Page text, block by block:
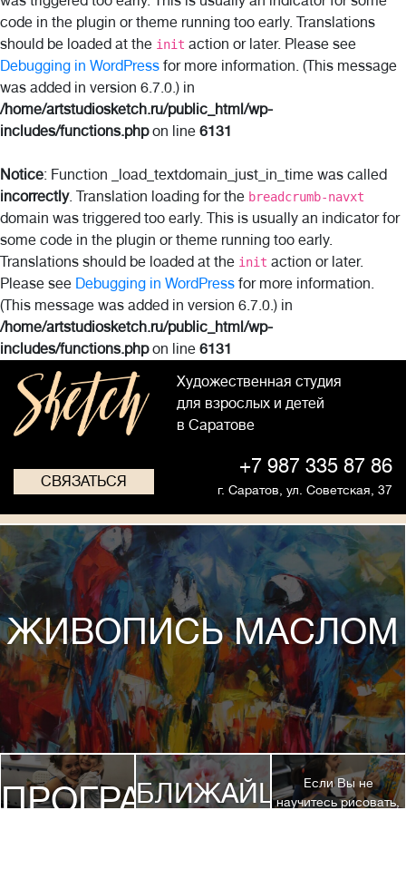
code in the plugin or theme running too early. Translations
should be loaded at the init action or later. Please see
Debugging in WordPress for more information. (This message
was added in version 6.7.0.) in
/home/artstudiosketch.ru/public_html/wp-
includes/functions.phpon line 6131
Notice: Function _load_textdomain_just_in_time was called
incorrectly. Translation loading for the breadcrumb-navxt
domain was triggered too early. This is usually an indicator for
some code in the plugin or theme running too early.
Translations should be loaded at the init action or later.
Please see Debugging in WordPress for more information.
(This message was added in version 6.7.0.) in
/home/artstudiosketch.ru/public_html/wp-
includes/functions.phpon line 6131
Художественная студия
для взрослых и детей
в Саратове
СВЯЗАТЬСЯ
+7 987 335 87 86
г. Саратов, ул. Советская, 37
ЖИВОПИСЬ МАСЛОМ
ПРОГРАММЫ
БЛИЖАЙШИЕЕсли Вы не
научитесь рисовать,